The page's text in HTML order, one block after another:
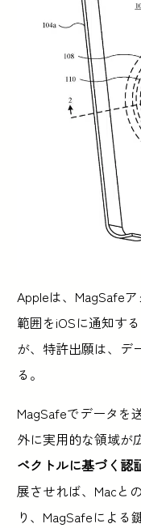
Appleは、MagSafe
範囲をiOSに通知す
が、特許出願は、デ
る。
MagSafeでデータを
外に実用的な領域が
ベクトルに基づく認
展させれば、Macと
り、MagSafeによる